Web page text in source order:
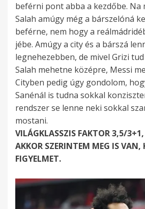
beférni pont abba a kezdőbe. Na
Salah amúgy még a bárszelóná
beférne, nem hogy a
jébe. Amúgy a city és a bárszá
legnehezebben, de mivel Grizi
Salah mehetne középre, Messi
Cityben pedig úgy gondolom,
Sanénál is tudna sokkal
rendszer se lenne neki sokkal
mostani.
VILÁGKLASSZIS FAKTOR 3,5/
AKKOR SZERINTEM MEG IS VAN,
FIGYELMET.